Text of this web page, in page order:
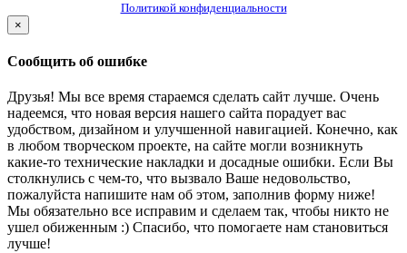
Политикой конфиденциальности
×
Сообщить об ошибке
Друзья! Мы все время стараемся сделать сайт лучше. Очень
надеемся, что новая версия нашего сайта порадует вас
удобством, дизайном и улучшенной навигацией. Конечно, как
в любом творческом проекте, на сайте могли возникнуть
какие-то технические накладки и досадные ошибки. Если Вы
столкнулись с чем-то, что вызвало Ваше недовольство,
пожалуйста напишите нам об этом, заполнив форму ниже!
Мы обязательно все исправим и сделаем так, чтобы никто не
ушел обиженным :) Спасибо, что помогаете нам становиться
лучше!